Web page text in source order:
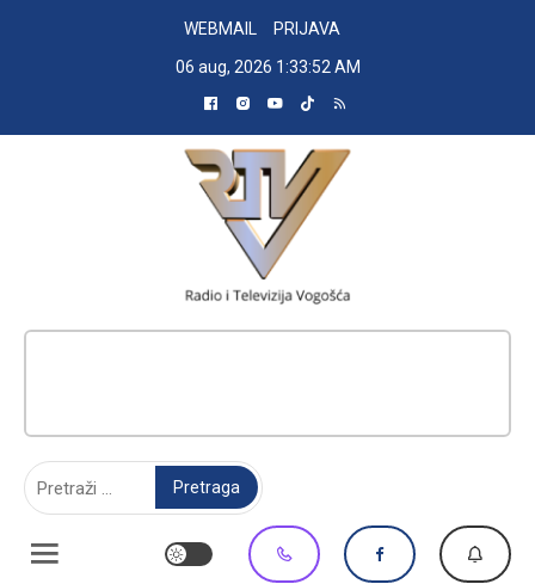
WEBMAIL
PRIJAVA
06 aug, 2026 1:33:53 AM